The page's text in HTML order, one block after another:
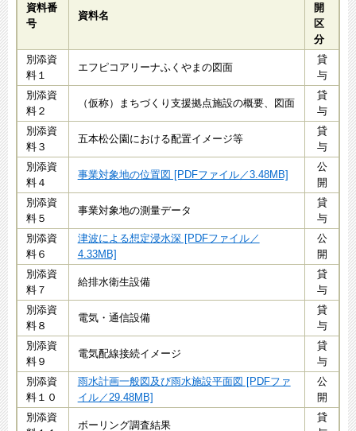
資料番
号
資料名
開
区
分
別添資
料１
エフピコアリーナふくやまの図面
​貸
与
別添資
料２
（仮称）まちづくり支援拠点施設の概要、図面
​貸
与
別添資
料３
五本松公園における配置イメージ等
​貸
与
別添資
料４
事業対象地の位置図 [PDFファイル／3.48MB]
​公
開
別添資
料５
事業対象地の測量データ
​貸
与
別添資
料６
津波による想定浸水深 [PDFファイル／
4.33MB]
​公
開
別添資
料７
給排水衛生設備
​貸
与
別添資
料８
電気・通信設備
​貸
与
別添資
料９
電気配線接続イメージ
​貸
与
別添資
料１０
雨水計画一般図及び雨水施設平面図 [PDFファ
イル／29.48MB]
公
開
別添資
ボーリング調査結果
​貸